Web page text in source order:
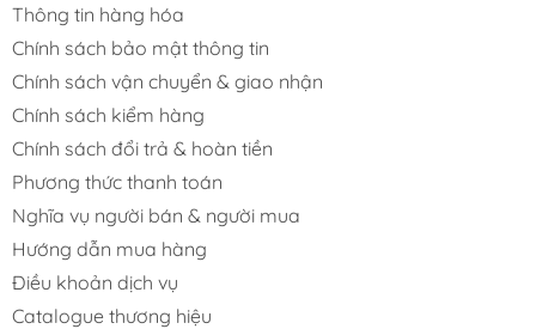
Thông tin hàng hóa
Chính sách bảo mật thông tin
Chính sách vận chuyển & giao nhận
Chính sách kiểm hàng
Chính sách đổi trả & hoàn tiền
Phương thức thanh toán
Nghĩa vụ người bán & người mua
Hướng dẫn mua hàng
Điều khoản dịch vụ
Catalogue thương hiệu